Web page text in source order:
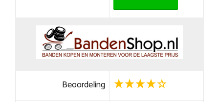
Beoordeling